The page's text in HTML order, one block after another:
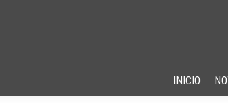
INICIO